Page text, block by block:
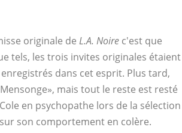
originale de L.A. Noire c'est que
tels, les trois invites originales étaient
dans cet esprit. Plus tard,
mais tout le reste est resté
en psychopathe lors de la sélection
son comportement en colère.